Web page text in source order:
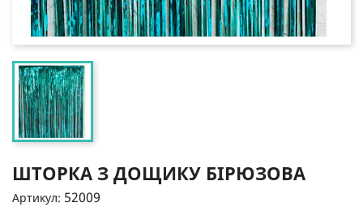
ШТОРКА З ДОЩИКУ БІРЮЗОВА
Артикул: 52009